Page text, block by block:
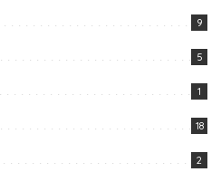
9
5
1
18
2